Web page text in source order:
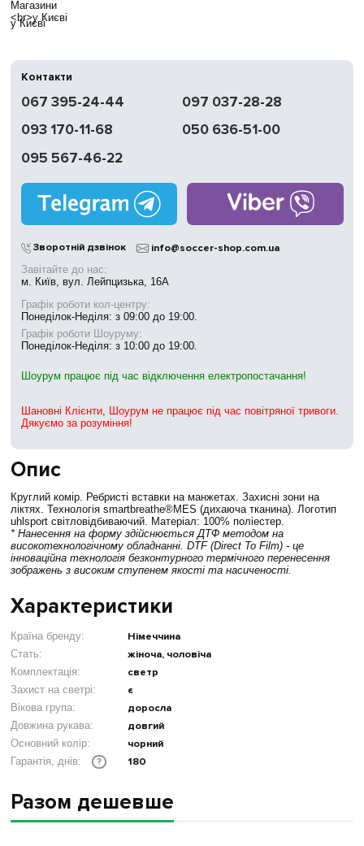
у Києві
Опис
Круглий комір. Ребристі вставки на манжетах. Захисні зони на
ліктях. Технологія smartbreathe®MES (дихаюча тканина). Логотип
uhlsport світловідбиваючий. Матеріал: 100% поліестер.
* Нанесення на форму здійснюється ДТФ методом на
високотехнологічному обладнанні. DTF (Direct To Film) - це
інноваційна технологія безконтурного термічного перенесення
зображень з високим ступенем якості та насиченості.
Характеристики
Країна бренду: Німеччина
Стать: жіноча, чоловіча
Комплектація: светр
Захист на светрі: є
Вікова група: доросла
Довжина рукава: довгий
Основний колір: чорний
Гарантія, днів: ? 180
Контакти
067 395-24-44
097 037-28-28
093 170-11-68
050 636-51-00
095 567-46-22
Зворотній дзвінок info@soccer-shop.com.ua
Завітайте до нас:
м. Київ, вул. Лейпцизька, 16А
Графік роботи кол-центру:
Понеділок-Неділя: з 09:00 до 19:00.
Графік роботи Шоуруму:
Понеділок-Неділя: з 10:00 до 19:00.
Шоурум працює під час відключення електропостачання!
Шановні Клієнти, Шоурум не працює під час повітряної тривоги.
Дякуємо за розуміння!
Разом дешевше